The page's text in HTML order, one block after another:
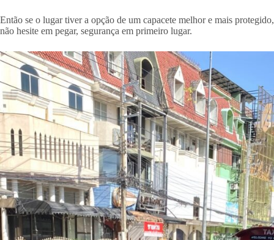
Então se o lugar tiver a opção de um capacete melhor e mais protegido,
não hesite em pegar, segurança em primeiro lugar.